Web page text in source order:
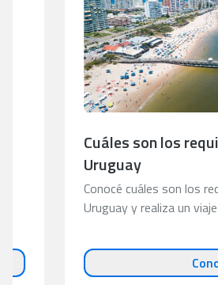
Cuáles son los requisitos
Uruguay
Conocé cuáles son los requisitos
Uruguay y realiza un viaje seguro
Conocer más